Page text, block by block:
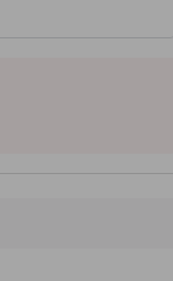
för att göra din